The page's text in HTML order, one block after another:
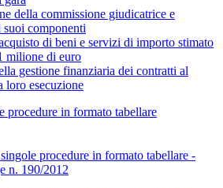
della commissione giudicatrice e
componenti
di beni e servizi di importo stimato
milione di euro
gestione finanziaria dei contratti al
loro esecuzione
procedure in formato tabellare
procedure in formato tabellare -
n. 190/2012